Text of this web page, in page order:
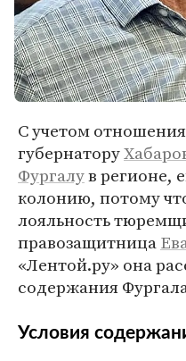
С учетом
губернатору
Фургалув регионе,
колонию, потому
лояльность
правозащитница
«Лентой.ру» она
содержания
Условия